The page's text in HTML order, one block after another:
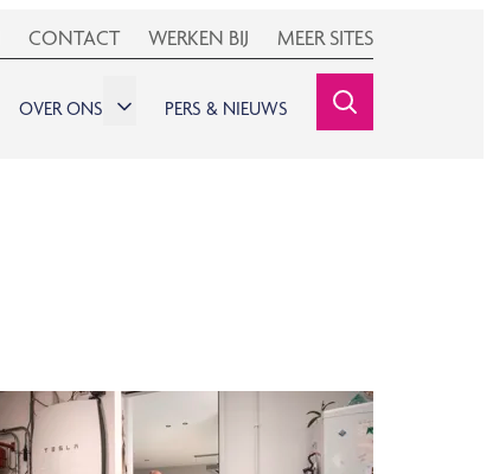
SEARCHINE
OVER ONS PERS & NIEUWS
CONTACT WERKEN BIJ MEER SITES